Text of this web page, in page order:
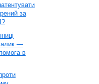
за
—
в